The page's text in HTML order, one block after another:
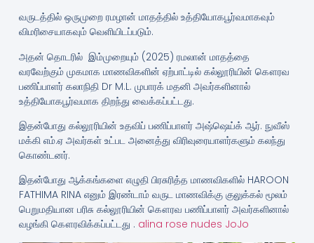
வருடத்தில் ஒருமுறை ரமழான் மாதத்தில் உத்தியோகபூர்வமாகவும்
விமரிசையாகவும் வெளியிடப்படும்.
அதன் தொடரில் இம்முறையும் (2025) ரமலான் மாதத்தை
வரவேற்கும் முகமாக மாணவிகளின் ஏற்பாட்டில் கல்லூரியின் கௌரவ
பணிப்பாளர் கலாநிதி Dr M.L. முபாரக் மதனி அவர்களினால்
உத்தியோகபூர்வமாக திறந்து வைக்கப்பட்டது.
இதன்போது கல்லூரியின் உதவிப் பணிப்பாளர் அஷ்ஷெய்க் ஆர். நுவீஸ்
மக்கி எம்.ஏ அவர்கள் உட்பட அனைத்து விரிவுரையாளர்களும் கலந்து
கொண்டனர்.
இதன்போது ஆக்கங்களை எழுதி பிரசுரித்த மாணவிகளில் HAROON
FATHIMA RINA எனும் இரண்டாம் வருட மாணவிக்கு குலுக்கல் மூலம்
பெறுமதியான பரிசு கல்லூரியின் கௌரவ பணிப்பாளர் அவர்களினால்
வழங்கி கௌரவிக்கப்பட்டது . alina rose nudes JoJo